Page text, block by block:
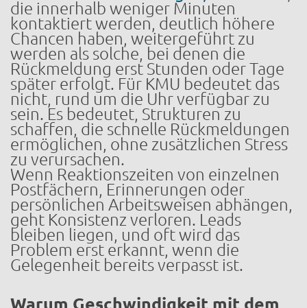
die innerhalb weniger Minuten
kontaktiert werden, deutlich höhere
Chancen haben, weitergeführt zu
werden als solche, bei denen die
Rückmeldung erst Stunden oder Tage
später erfolgt. Für KMU bedeutet das
nicht, rund um die Uhr verfügbar zu
sein. Es bedeutet, Strukturen zu
schaffen, die schnelle Rückmeldungen
ermöglichen, ohne zusätzlichen Stress
zu verursachen.
Wenn Reaktionszeiten von einzelnen
Postfächern, Erinnerungen oder
persönlichen Arbeitsweisen abhängen,
geht Konsistenz verloren. Leads
bleiben liegen, und oft wird das
Problem erst erkannt, wenn die
Gelegenheit bereits verpasst ist.
Warum Geschwindigkeit mit dem